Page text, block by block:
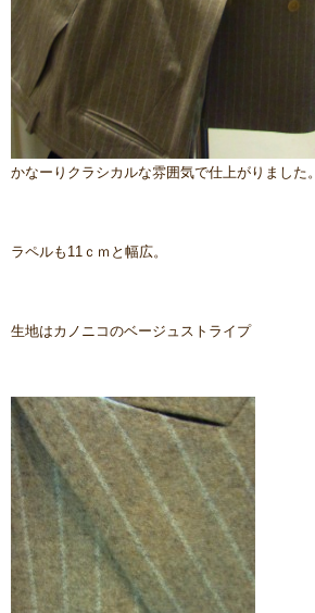
かなーりクラシカルな雰囲気で仕上がりました。
ラペルも11ｃｍと幅広。
生地はカノニコのベージュストライプ